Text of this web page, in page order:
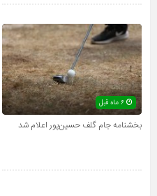
۶ ماه قبل
بخشنامه جام گلف حسین‌پور اعلام شد